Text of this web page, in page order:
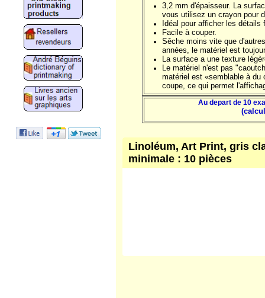
3,2 mm d'épaisseur. La
vous utilisez un crayon pour
Idéal pour afficher les détails
Facile à couper.
Sêche moins vite que
années, le matériel est
La surface a une texture
Le matériel n'est pas
matériel est «semblable à du
coupe, ce qui permet
Au depart de 10
Linoléum, Art Print, gris
minimale : 10 pièces